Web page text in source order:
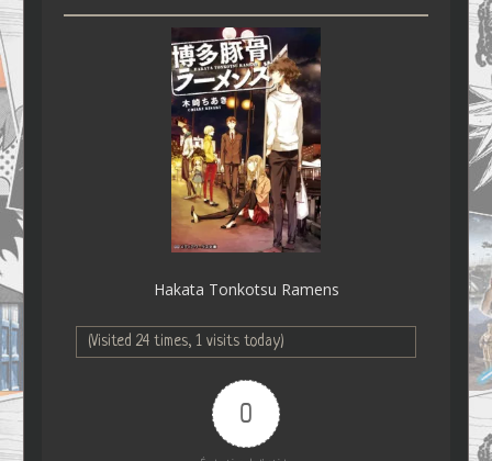
Hakata Tonkotsu Ramens
(Visited 24 times, 1 visits today)
0